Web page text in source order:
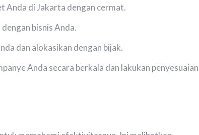
Anda di Jakarta dengan cermat.
bisnis Anda.
dan alokasikan dengan bijak.
Anda secara berkala dan lakukan penyesuaian